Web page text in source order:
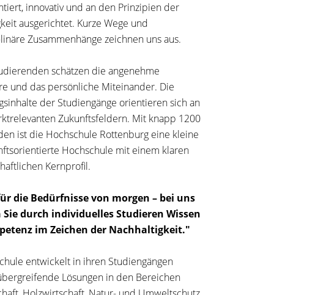
innovativ und an den Prinzipien der
ausgerichtet. Kurze Wege und
Zusammenhänge zeichnen uns aus.
schätzen die angenehme
und das persönliche Miteinander. Die
der Studiengänge orientieren sich an
Zukunftsfeldern. Mit knapp 1200
ist die Hochschule Rottenburg eine kleine
Hochschule mit einem klaren
Kernprofil.
die Bedürfnisse von morgen – bei uns
durch individuelles Studieren Wissen
im Zeichen der Nachhaltigkeit."
entwickelt in ihren Studiengängen
Lösungen in den Bereichen